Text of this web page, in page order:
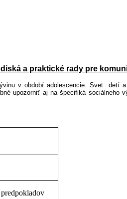
a praktické rady pre
v období adolescencie. Svet
upozorniť aj na špecifiká